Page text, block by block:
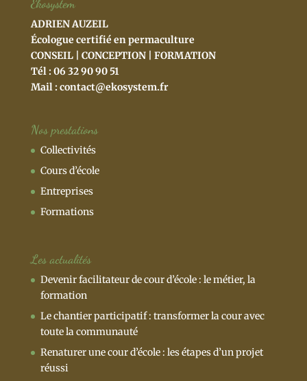
Ekosystem
ADRIEN AUZEIL
Écologue certifié en permaculture
CONSEIL | CONCEPTION | FORMATION
Tél : 06 32 90 90 51
Mail :contact@ekosystem.fr
Nos prestations
Collectivités
Cours d’école
Entreprises
Formations
Les actualités
Devenir facilitateur de cour d’école : le métier, la
formation
Le chantier participatif : transformer la cour avec
toute la communauté
Renaturer une cour d’école : les étapes d’un projet
réussi